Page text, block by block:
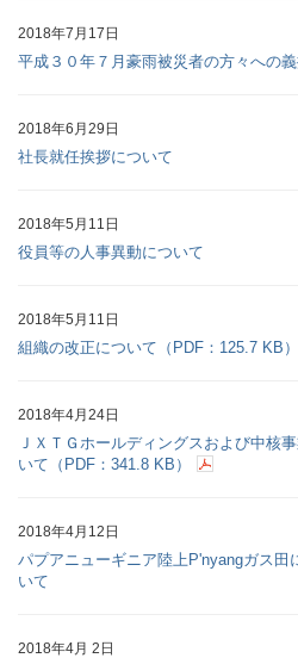
2018年7月17日
平成３０年７月豪雨被災者の方々への
2018年6月29日
社長就任挨拶について
2018年5月11日
役員等の人事異動について
2018年5月11日
組織の改正について（PDF：125.7 KB）
2018年4月24日
ＪＸＴＧホールディングスおよび中核
いて（PDF：341.8 KB）
2018年4月12日
パプアニューギニア陸上P'nyangガス田
いて
2018年4月 2日